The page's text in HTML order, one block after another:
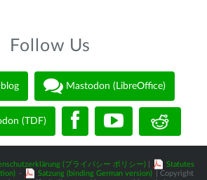
Follow Us
Mastodon (LibreOffice)
(TDF)
(プライバシー ポリシー)
Statutes
- Satzung (binding German version)
| Copyright